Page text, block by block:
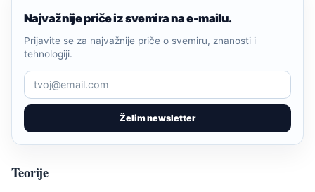
Najvažnije priče iz svemira na e-mailu.
Želim newsletter
Prijavite se za najvažnije priče o svemiru, znanosti i
tehnologiji.
Teorije